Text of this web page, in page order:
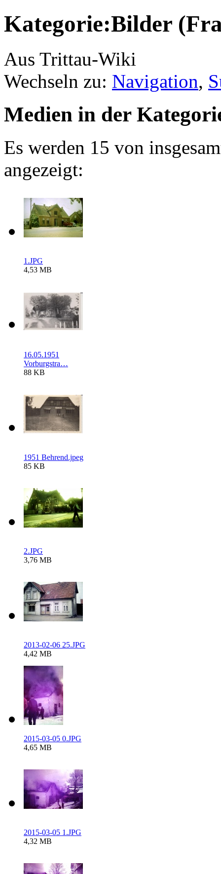
Kategorie:Bilder
Aus Trittau-Wiki
Wechseln zu: Navigation,
Medien in der
Es werden 15 von
angezeigt:
1.JPG
4,53 MB
16.05.1951
Vorburgstra…
88 KB
1951 Behrend.jpeg
85 KB
2.JPG
3,76 MB
2013-02-06 25.JPG
4,42 MB
2015-03-05 0.JPG
4,65 MB
2015-03-05 1.JPG
4,32 MB